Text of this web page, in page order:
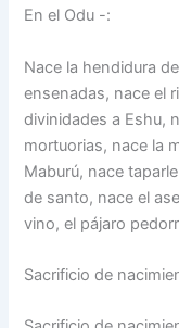
En el Odu -:
Nace la hendidura
ensenadas, nace el
divinidades a Eshu,
mortuorias, nace la
Maburú, nace
de santo, nace el
vino, el pájaro
Sacrificio de